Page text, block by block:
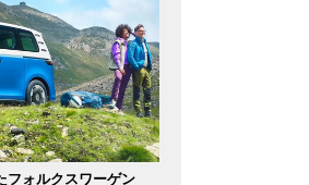
フォルクスワーゲン